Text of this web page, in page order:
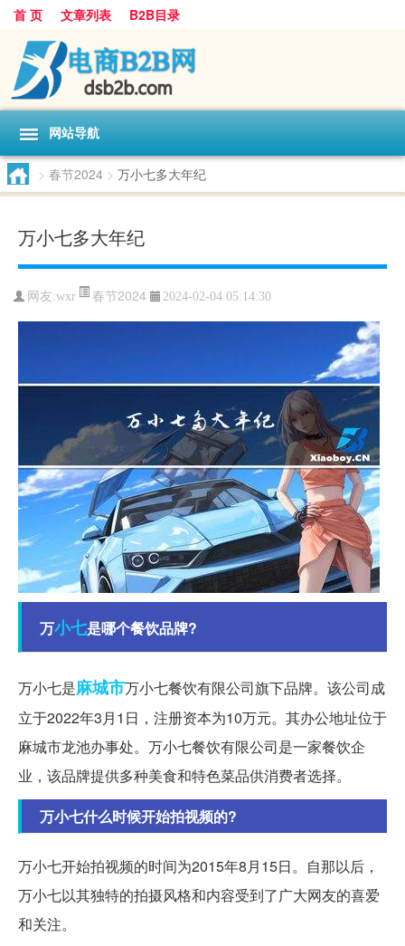
首 页 文章列表 B2B目录
网站导航
> 春节2024 > 万小七多大年纪
万小七多大年纪
网友:wxr 春节2024 2024-02-04 05:14:30
万小七是哪个餐饮品牌?
万小七是麻城市万小七餐饮有限公司旗下品牌。该公司成
立于2022年3月1日，注册资本为10万元。其办公地址位于
麻城市龙池办事处。万小七餐饮有限公司是一家餐饮企
业，该品牌提供多种美食和特色菜品供消费者选择。
万小七什么时候开始拍视频的?
万小七开始拍视频的时间为2015年8月15日。自那以后，
万小七以其独特的拍摄风格和内容受到了广大网友的喜爱
和关注。